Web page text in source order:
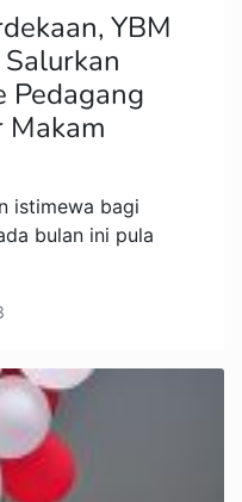
YBM
Pedagang
Makam
istimewa bagi
bulan ini pula